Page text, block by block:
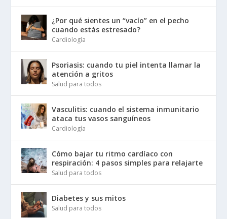
¿Por qué sientes un “vacío” en el pecho
cuando estás estresado?
Cardiología
Psoriasis: cuando tu piel intenta llamar la
atención a gritos
Salud para todos
Vasculitis: cuando el sistema inmunitario
ataca tus vasos sanguíneos
Cardiología
Cómo bajar tu ritmo cardíaco con
respiración: 4 pasos simples para relajarte
Salud para todos
Diabetes y sus mitos
Salud para todos